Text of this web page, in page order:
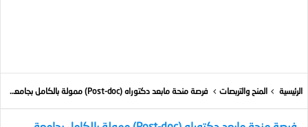
الرئيسية المنح والتربصات فرصة منحة مابعد دكتوراه (Post-doc) ممولة بالكامل بجامعة تورينو بايطاليا